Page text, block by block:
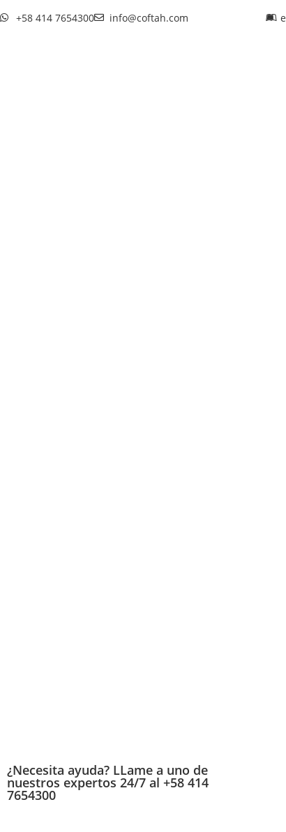
+58 414 7654300 info@coftah.com
¿Necesita ayuda? LLame a uno de
nuestros expertos 24/7 al +58 414
7654300